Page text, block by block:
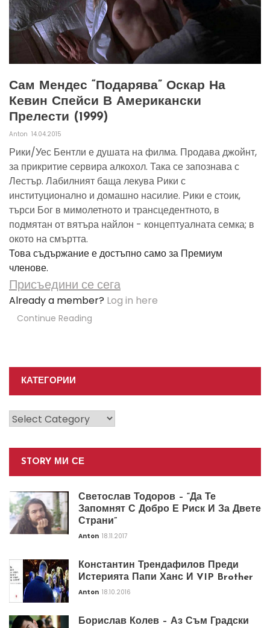
Сам Мендес “подарява” Оскар На
Кевин Спейси В Американски
Прелести (1999)
Anton 14.04.2015
Рики/Уес Бентли е душата на филма. Продава джойнт,
за прикритие сервира алкохол. Така се запознава с
Лестър. Лабилният баща лекува Рики с
институционално и домашно насилие. Рики е стоик,
търси Бог в мимолетното и трансцедентното, в
подмятан от вятъра найлон - концептуалната семка; в
окото на смъртта.
Това съдържание е достъпно само за Премиум
членове.
Присъедини се сега
Already a member? Log in here
Continue Reading
КАТЕГОРИИ
Категории
STORY МИ СЕ
Светослав Тодоров – “Да Те
Запомнят С Добро Е Риск И За Двете
Страни”
Anton 18.11.2017
Константин Трендафилов Преди
Истерията Папи Ханс И VIP Brother
Anton 18.10.2016
Борислав Колев – Аз Съм Градски